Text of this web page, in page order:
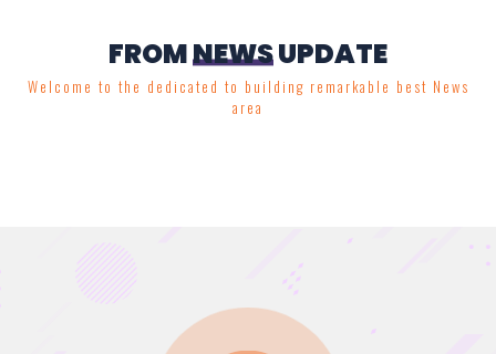
FROMNEWSUPDATE
Welcome to the dedicated to building remarkable best News
area